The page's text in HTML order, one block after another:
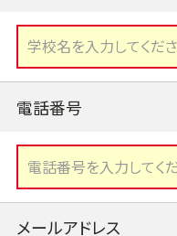
電話番号
メールアドレス